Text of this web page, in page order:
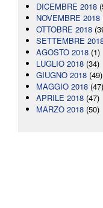
DICEMBRE 2018
NOVEMBRE 2018
OTTOBRE 2018
SETTEMBRE
AGOSTO 2018 (1)
LUGLIO 2018 (34)
GIUGNO 2018 (49)
MAGGIO 2018 (47)
APRILE 2018 (47)
MARZO 2018 (50)